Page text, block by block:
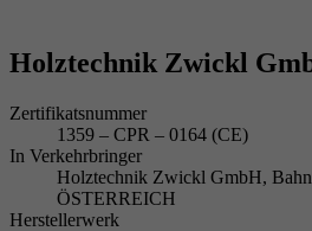
Holztechnik Zwickl
Zertifikatsnummer
1359 – CPR – 0164 (CE)
In Verkehrbringer
Holztechnik Zwickl GmbH,
ÖSTERREICH
Herstellerwerk